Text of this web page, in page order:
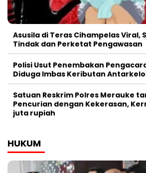
Asusila di Teras Cihampelas Viral,
Tindak dan Perketat Pengawasan
Polisi Usut Penembakan
Diduga Imbas Keributan
Satuan Reskrim Polres Merauke
Pencurian dengan Kekerasan,
juta rupiah
HUKUM